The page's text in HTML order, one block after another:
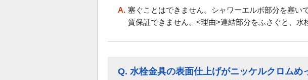
A. 塞ぐことはできません。シャワーエルボ部分を塞い
質保証できません。<理由>連結部分をふさぐと、水
Q. 水栓金具の表面仕上げがニッケルクロム